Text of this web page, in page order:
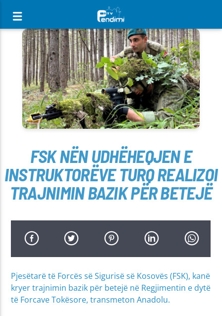
[There are no radio stations in the database]
FSK NËN UDHËHEQJEN E
INSTRUKTORËVE TURQ REALIZOI
TRAJNIMIN BAZIK PËR BETEJË
Pjesëtarë të Forcës së Sigurisë së Kosovës (FSK), kanë
kryer trajnimin bazik për betejë në Regjimentin e dytë
të Forcave Tokësore, transmeton Anadolu.